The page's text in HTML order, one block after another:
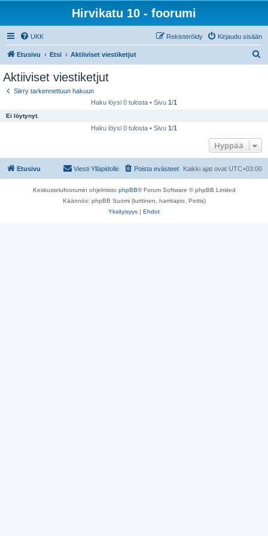
Hirvikatu 10 - foorumi
UKK Kirjaudu sisään
Rekisteröidy
Etusivu Etsi Aktiiviset viestiketjut
Aktiiviset viestiketjut
Siirry tarkennettuun hakuun
Haku löysi 0 tulosta • Sivu 1/1
Ei löytynyt.
Haku löysi 0 tulosta • Sivu 1/1
Hyppää
Etusivu Kaikki ajat ovat UTC+03:00
Poista evästeet
Viesti Ylläpidolle
Keskustelufoorumin ohjelmisto phpBB® Forum Software © phpBB Limited
Käännös: phpBB Suomi (lurttinen, harritapio, Pettis)
Yksityisyys | Ehdot